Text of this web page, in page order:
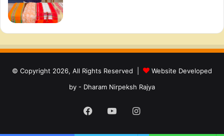
© Copyright 2026, All Rights Reserved |
Website Developed
by - Dharam Nirpeksh Rajya
Facebook
YouTubeInstagram